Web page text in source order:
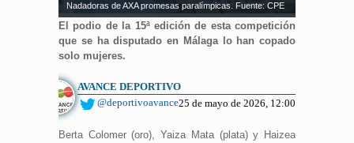
Nadadoras de AXA promesas paralímpicas. Fuente: CPE
El podio de la 15ª edición de esta competición
que se ha disputado en Málaga lo han copado
solo mujeres.
AVANCE DEPORTIVO
@deportivoavance25 de mayo de 2026, 12:00
Berta Colomer (oro), Yaiza Mata (plata) y Haizea